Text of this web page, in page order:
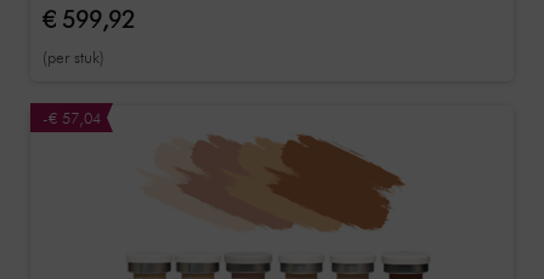
€ 599,92
(per stuk)
-€ 57,04